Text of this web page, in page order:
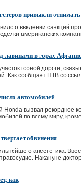
привыкли отнимать
о введении санкций
американских
лавинами в горах
горной дороги,
Как сообщает НТВ со
автомобилей
вызвал рекордное
по всему миру,
обвинения
анестетика.
Накануне
как